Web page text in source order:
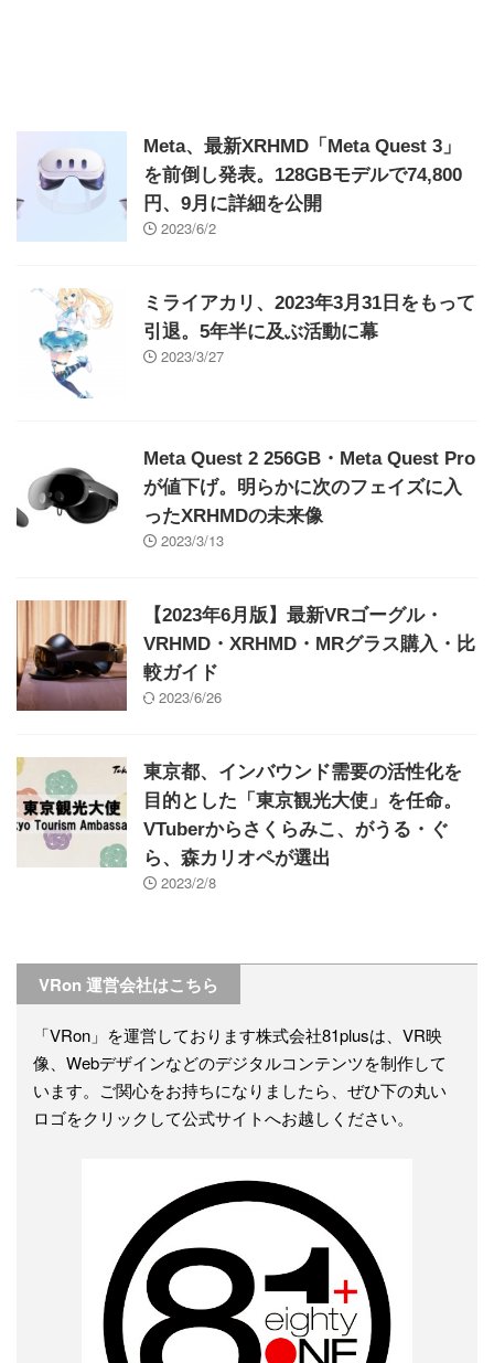
Meta、最新XRHMD「Meta Quest 3」
を前倒し発表。128GBモデルで74,800
円、9月に詳細を公開
2023/6/2
ミライアカリ、2023年3月31日をもって
引退。5年半に及ぶ活動に幕
2023/3/27
Meta Quest 2 256GB・Meta Quest Pro
が値下げ。明らかに次のフェイズに入
ったXRHMDの未来像
2023/3/13
【2023年6月版】最新VRゴーグル・
VRHMD・XRHMD・MRグラス購入・比
較ガイド
2023/6/26
東京都、インバウンド需要の活性化を
目的とした「東京観光大使」を任命。
VTuberからさくらみこ、がうる・ぐ
ら、森カリオペが選出
2023/2/8
VRon 運営会社はこちら
「VRon」を運営しております株式会社81plusは、VR映
像、Webデザインなどのデジタルコンテンツを制作して
います。ご関心をお持ちになりましたら、ぜひ下の丸い
ロゴをクリックして公式サイトへお越しください。